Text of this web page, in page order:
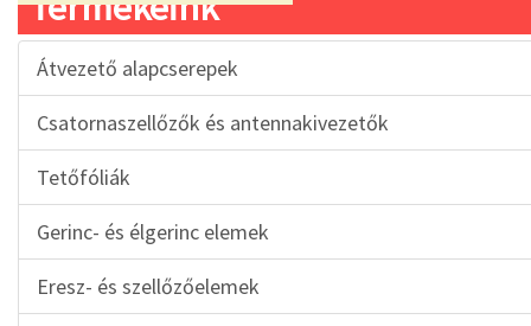
Átvezető alapcserepek
Csatornaszellőzők és antennakivezetők
Tetőfóliák
Gerinc- és élgerinc elemek
Eresz- és szellőzőelemek